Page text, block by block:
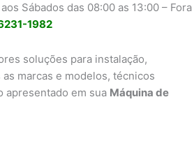
Sábados das 08:00 as 13:00 – Fora
1982
soluções para instalação,
as marcas e modelos, técnicos
apresentado em sua Máquina de